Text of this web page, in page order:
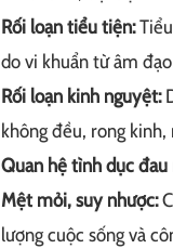
Rối loạn tiểu tiện:
do vi khuẩn từ âm
Rối loạn kinh nguyệt:
không đều, rong
Quan hệ tình dục đau
Mệt mỏi, suy nhược:
lượng cuộc sống và